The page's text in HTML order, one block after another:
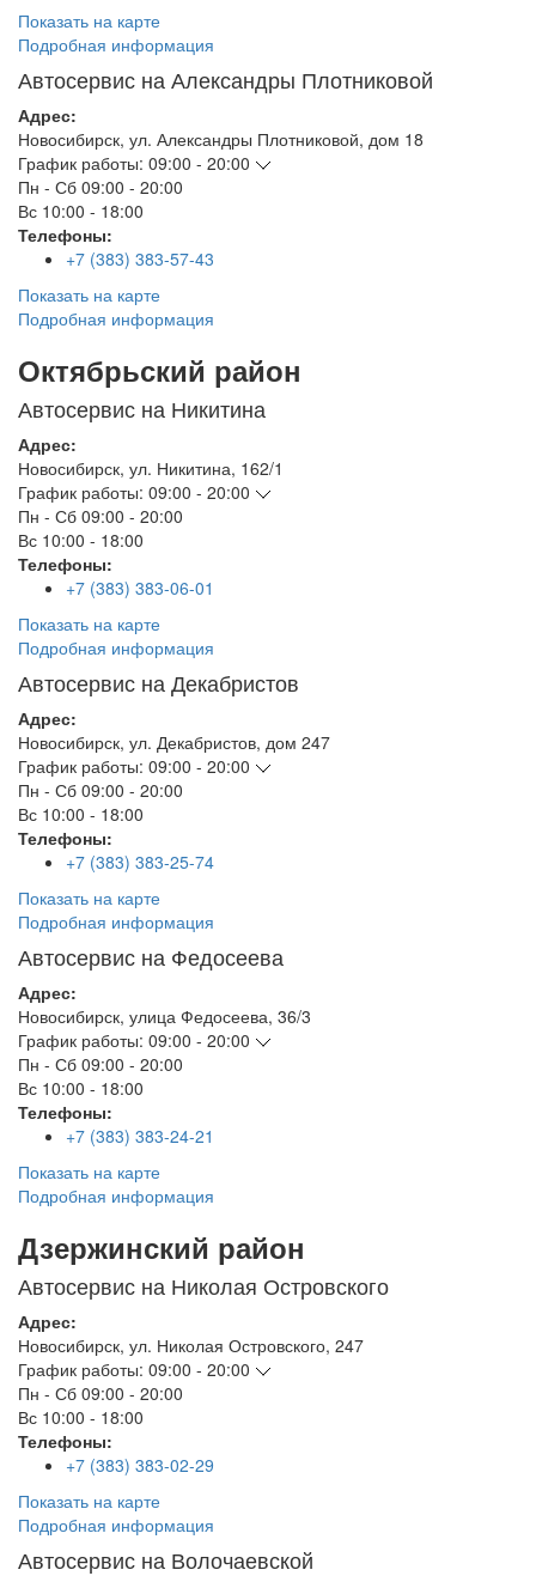
Показать на карте
Подробная информация
Автосервис на Александры Плотниковой
Адрес:
Новосибирск, ул. Александры Плотниковой, дом 18
График работы: 09:00 - 20:00
Пн - Сб 09:00 - 20:00
Вс 10:00 - 18:00
Телефоны:
+7 (383) 383-57-43
Показать на карте
Подробная информация
Октябрьский район
Автосервис на Никитина
Адрес:
Новосибирск, ул. Никитина, 162/1
График работы: 09:00 - 20:00
Пн - Сб 09:00 - 20:00
Вс 10:00 - 18:00
Телефоны:
+7 (383) 383-06-01
Показать на карте
Подробная информация
Автосервис на Декабристов
Адрес:
Новосибирск, ул. Декабристов, дом 247
График работы: 09:00 - 20:00
Пн - Сб 09:00 - 20:00
Вс 10:00 - 18:00
Телефоны:
+7 (383) 383-25-74
Показать на карте
Подробная информация
Автосервис на Федосеева
Адрес:
Новосибирск, улица Федосеева, 36/3
График работы: 09:00 - 20:00
Пн - Сб 09:00 - 20:00
Вс 10:00 - 18:00
Телефоны:
+7 (383) 383-24-21
Показать на карте
Подробная информация
Дзержинский район
Автосервис на Николая Островского
Адрес:
Новосибирск, ул. Николая Островского, 247
График работы: 09:00 - 20:00
Пн - Сб 09:00 - 20:00
Вс 10:00 - 18:00
Телефоны:
+7 (383) 383-02-29
Показать на карте
Подробная информация
Автосервис на Волочаевской